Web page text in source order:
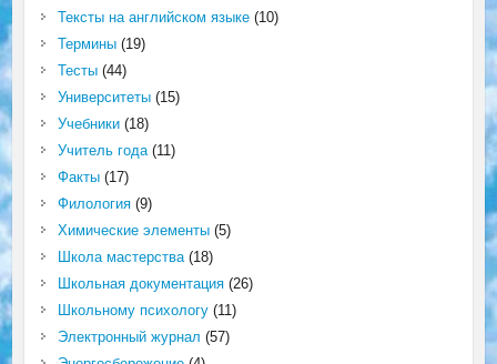
Тексты на английском языке(10)
Термины(19)
Тесты(44)
Университеты(15)
Учебники(18)
Учитель года(11)
Факты(17)
Филология(9)
Химические элементы(5)
Школа мастерства(18)
Школьная документация(26)
Школьному психологу(11)
Электронный журнал (57)